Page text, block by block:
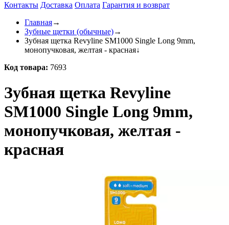
Контакты Доставка Оплата Гарантия и возврат
Главная→
Зубные щетки (обычные)→
Зубная щетка Revyline SM1000 Single Long 9mm,
монопучковая, желтая - красная↓
Код товара: 7693
Зубная щетка Revyline
SM1000 Single Long 9mm,
монопучковая, желтая -
красная